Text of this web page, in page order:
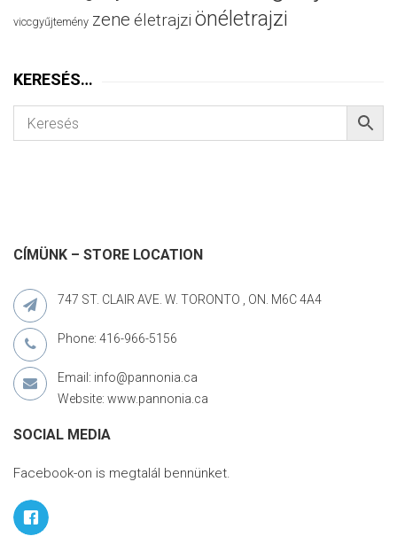
viccgyűjtemény zene életrajzi önéletrajzi
KERESÉS…
CÍMÜNK – STORE LOCATION
747 ST. CLAIR AVE. W. TORONTO , ON. M6C 4A4
Phone: 416-966-5156
Email: info@pannonia.ca
Website: www.pannonia.ca
SOCIAL MEDIA
Facebook-on is megtalál bennünket.